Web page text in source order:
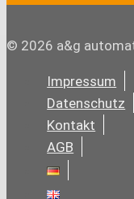
© 2026 a&g
Impressum
Datenschutz
Kontakt
AGB